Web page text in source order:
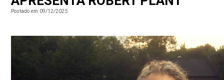
Postado em 09/12/2025